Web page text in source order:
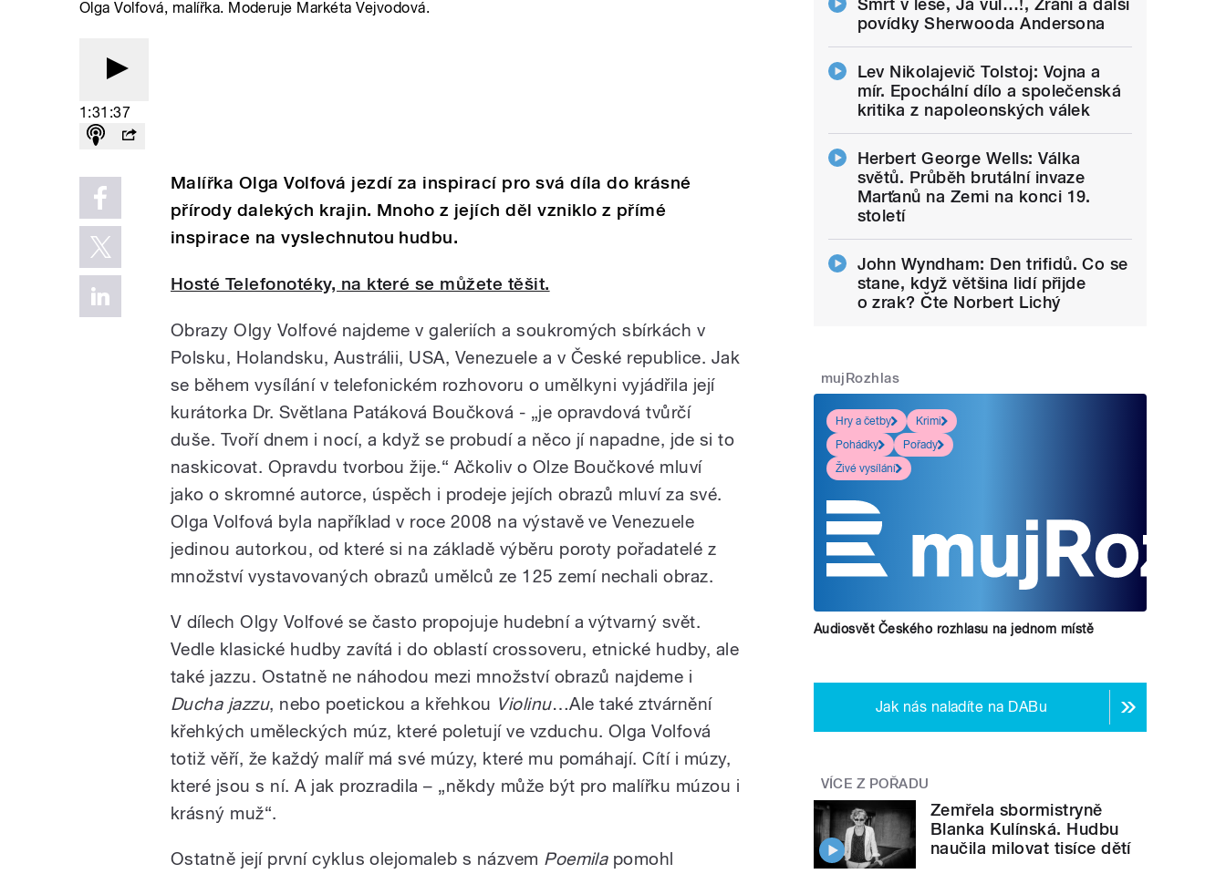
Olga Volfová, malířka. Moderuje Markéta Vejvodová.
1:31:37
Malířka Olga Volfová jezdí za inspirací pro svá díla do krásné
přírody dalekých krajin. Mnoho z jejích děl vzniklo z přímé
inspirace na vyslechnutou hudbu.
Hosté Telefonotéky, na které se můžete těšit.
Obrazy Olgy Volfové najdeme v galeriích a soukromých sbírkách v
Polsku, Holandsku, Austrálii, USA, Venezuele a v České republice. Jak
se během vysílání v telefonickém rozhovoru o umělkyni vyjádřila její
kurátorka Dr. Světlana Patáková Boučková - „je opravdová tvůrčí
duše. Tvoří dnem i nocí, a když se probudí a něco jí napadne, jde si to
naskicovat. Opravdu tvorbou žije.“ Ačkoliv o Olze Boučkové mluví
jako o skromné autorce, úspěch i prodeje jejích obrazů mluví za své.
Olga Volfová byla například v roce 2008 na výstavě ve Venezuele
jedinou autorkou, od které si na základě výběru poroty pořadatelé z
množství vystavovaných obrazů umělců ze 125 zemí nechali obraz.
V dílech Olgy Volfové se často propojuje hudební a výtvarný svět.
Vedle klasické hudby zavítá i do oblastí crossoveru, etnické hudby, ale
také jazzu. Ostatně ne náhodou mezi množství obrazů najdeme i
Ducha jazzu, nebo poetickou a křehkou Violinu…Ale také ztvárnění
křehkých uměleckých múz, které poletují ve vzduchu. Olga Volfová
totiž věří, že každý malíř má své múzy, které mu pomáhají. Cítí i múzy,
které jsou s ní. A jak prozradila – „někdy může být pro malířku múzou i
krásný muž“.
Ostatně její první cyklus olejomaleb s názvem Poemilapomohl
Smrt v lese, Já vůl…!, Zrání a další
povídky Sherwooda Andersona
Lev Nikolajevič Tolstoj: Vojna a
mír. Epochální dílo a společenská
kritika z napoleonských válek
Herbert George Wells: Válka
světů. Průběh brutální invaze
Marťanů na Zemi na konci 19.
století
John Wyndham: Den trifidů. Co se
stane, když většina lidí přijde
o zrak? Čte Norbert Lichý
mujRozhlas
Hry a četby
Krimi
Pohádky
Pořady
Živé vysílání
Audiosvět Českého rozhlasu na jednom místě
Jak nás naladíte na DABu
VÍCE Z POŘADU
Zemřela sbormistryně
Blanka Kulínská. Hudbu
naučila milovat tisíce dětí